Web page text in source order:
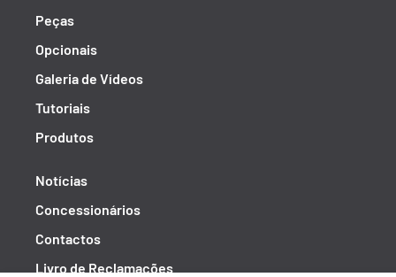
Peças
Opcionais
Galeria de Vídeos
Tutoriais
Produtos
Notícias
Concessionários
Contactos
Livro de Reclamações